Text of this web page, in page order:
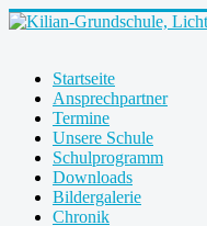
Startseite
Ansprechpartner
Termine
Unsere Schule
Schulprogramm
Downloads
Bildergalerie
Chronik